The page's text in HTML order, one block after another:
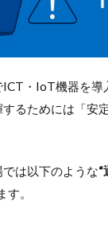
・IoT機器を導
るためには「安
は以下のような“
。